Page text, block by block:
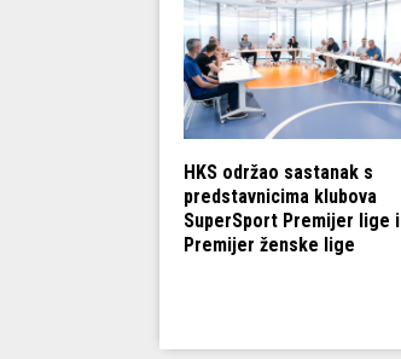
HKS održao sastanak s
predstavnicima klubova
SuperSport Premijer lige i
Premijer ženske lige